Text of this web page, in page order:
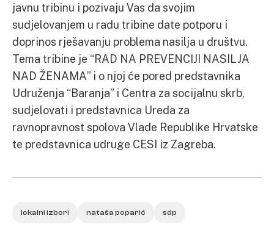
javnu tribinu i pozivaju Vas da svojim
sudjelovanjem u radu tribine date potporu i
doprinos rješavanju problema nasilja u društvu.
Tema tribine je “RAD NA PREVENCIJI NASILJA
NAD ŽENAMA” i o njoj će pored predstavnika
Udruženja “Baranja” i Centra za socijalnu skrb,
sudjelovati i predstavnica Ureda za
ravnopravnost spolova Vlade Republike Hrvatske
te predstavnica udruge CESI iz Zagreba.
lokalni izbori nataša poparić sdp